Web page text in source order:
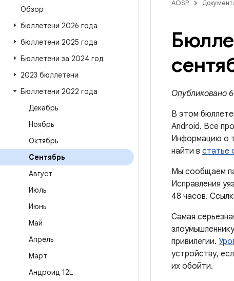
Обзор
бюллетени 2026 года
бюллетени 2025 года
Бюллетени за 2024 год
2023 бюллетени
Бюллетени 2022 года
Декабрь
Ноябрь
Октябрь
Сентябрь
Август
Июль
Июнь
Май
Апрель
Март
Андроид 12L
AOSP
Опубликовано
В этом
Android. Все
Информацию о
найти в статье
Мы сообщаем
Исправления
48 часов.
Самая
привилегии.
устройству,
их обойти.